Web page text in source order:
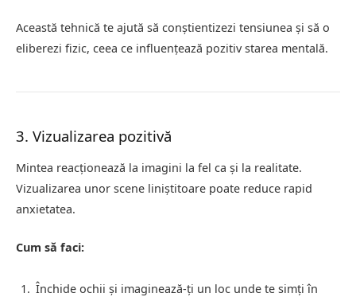
Această tehnică te ajută să conștientizezi tensiunea și să o
eliberezi fizic, ceea ce influențează pozitiv starea mentală.
3. Vizualizarea pozitivă
Mintea reacționează la imagini la fel ca și la realitate.
Vizualizarea unor scene liniștitoare poate reduce rapid
anxietatea.
Cum să faci:
Închide ochii și imaginează-ți un loc unde te simți în